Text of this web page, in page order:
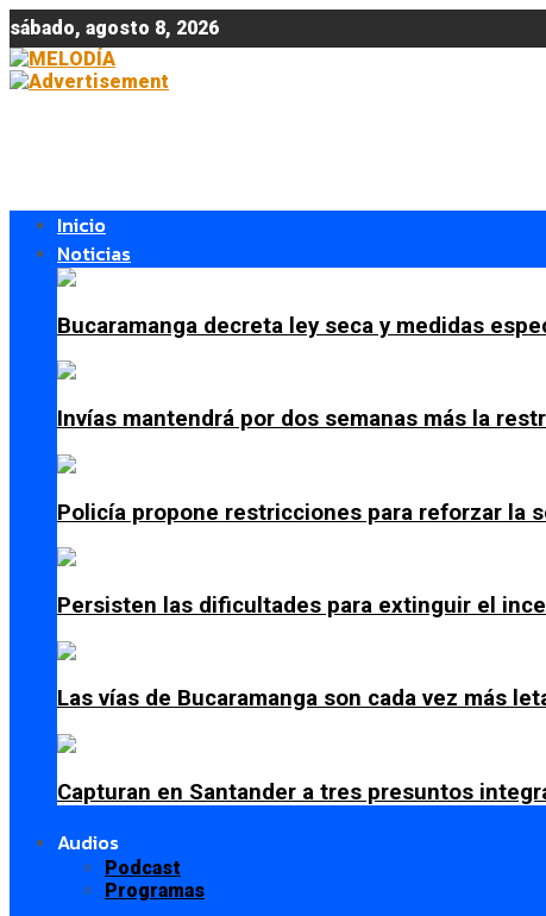
sábado, agosto 8, 2026
Inicio
Noticias
Bucaramanga decreta ley seca y medidas
Invías mantendrá por dos semanas más la
Policía propone restricciones para reforzar la
Persisten las dificultades para extinguir el
Las vías de Bucaramanga son cada vez más
Capturan en Santander a tres presuntos
Audios
Podcast
Programas